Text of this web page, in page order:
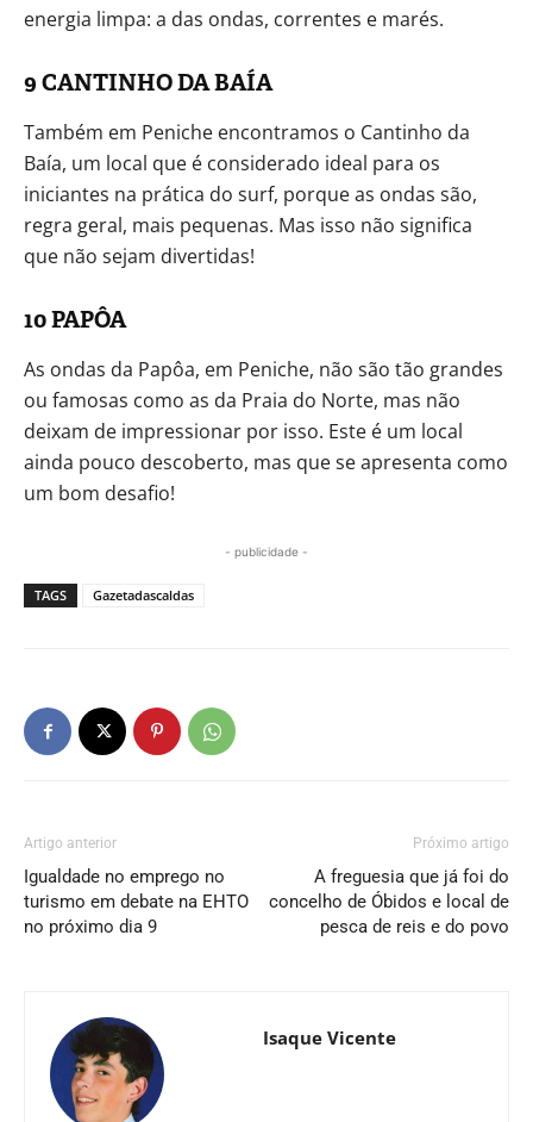
energia limpa: a das ondas, correntes e marés.
9 CANTINHO DA BAÍA
Também em Peniche encontramos o Cantinho da
Baía, um local que é considerado ideal para os
iniciantes na prática do surf, porque as ondas são,
regra geral, mais pequenas. Mas isso não significa
que não sejam divertidas!
10 PAPÔA
As ondas da Papôa, em Peniche, não são tão grandes
ou famosas como as da Praia do Norte, mas não
deixam de impressionar por isso. Este é um local
ainda pouco descoberto, mas que se apresenta como
um bom desafio!
- publicidade -
TAGS Gazetadascaldas
Artigo anterior
Igualdade no emprego no
turismo em debate na EHTO
no próximo dia 9
Próximo artigo
A freguesia que já foi do
concelho de Óbidos e local de
pesca de reis e do povo
Isaque Vicente